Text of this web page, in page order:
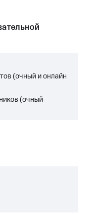
(очный и онлайн
(очный